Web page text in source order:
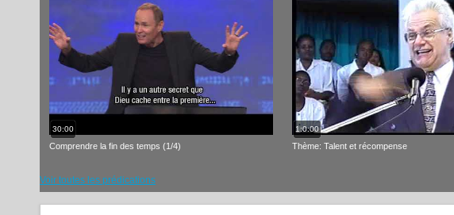
30:00
Comprendre la fin des temps (1/4)
1:0:00
Thème: Talent et récompense
Voir toutes les prédications